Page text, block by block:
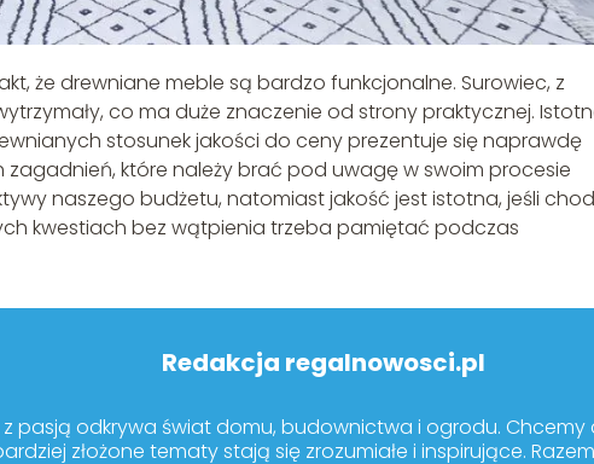
że drewniane meble są bardzo funkcjonalne. Surowiec, z
co ma duże znaczenie od strony praktycznej.
stosunek jakości do ceny prezentuje się naprawdę
które należy brać pod uwagę w swoim procesie
naszego budżetu, natomiast jakość jest istotna, jeśli
kwestiach bez wątpienia trzeba pamiętać podczas
Redakcja regalnowosci.pl
z pasją odkrywa świat domu, budownictwa i ogrodu. Chcemy
złożone tematy stają się zrozumiałe i inspirujące.